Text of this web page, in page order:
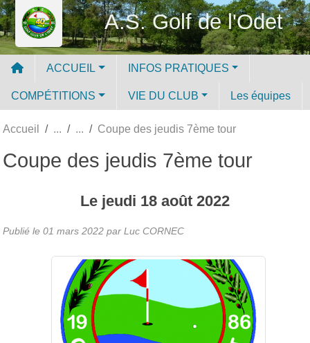
A.S. Golf de l'Odet
ACCUEIL INFOS PRATIQUES
COMPÉTITIONS VIE DU CLUB Les équipes
Accueil Coupe des jeudis 7ème tour
Coupe des jeudis 7ème tour
Le jeudi 18 août 2022
Publié le 01 mars 2022 par Luc CORNEC
Panneau de gestion des cookies